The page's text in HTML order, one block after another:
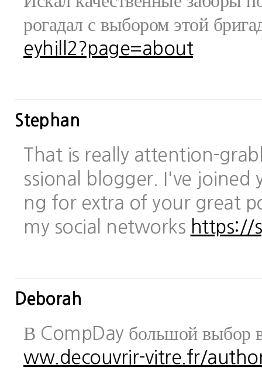
рогадал с выбором этой
eyhill2?page=about
Stephan
That is really attention-
ssional blogger. I've joined
ng for extra of your great
my social networks https://
Deborah
В CompDay большой выбор
ww.decouvrir-vitre.fr/